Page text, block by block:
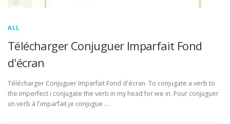
ALL
Télécharger Conjuguer Imparfait Fond
d'écran
Télécharger Conjuguer Imparfait Fond d'écran. To conjugate a verb to
the imperfect i conjugate the verb in my head for we in. Pour conjuguer
un verb à l'imparfait je conjugue …